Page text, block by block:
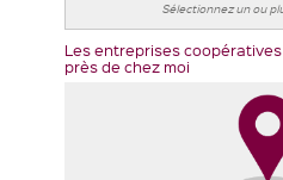
Les entreprises coopératives
près de chez moi